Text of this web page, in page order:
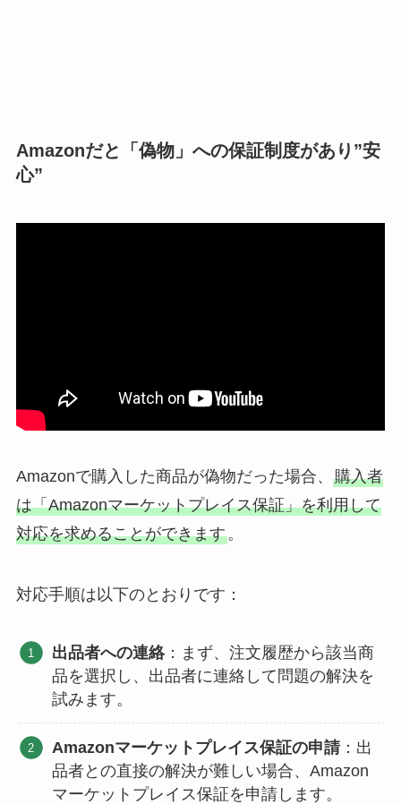
Amazonだと「偽物」への保証制度があり”安
心”
Amazonで購入した商品が偽物だった場合、 購入者
は「Amazonマーケットプレイス保証」を利用して
対応を求めることができます。
対応手順は以下のとおりです：
出品者への連絡：まず、注文履歴から該当商
品を選択し、出品者に連絡して問題の解決を
試みます。
Amazonマーケットプレイス保証の申請：出
品者との直接の解決が難しい場合、Amazon
マーケットプレイス保証を申請します。